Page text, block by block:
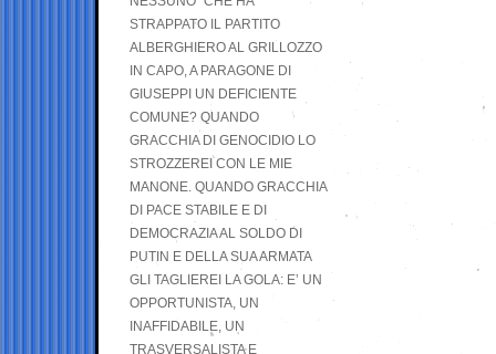
STRAPPATO IL PARTITO
ALBERGHIERO AL GRILLOZZO
IN CAPO, A PARAGONE DI
GIUSEPPI UN DEFICIENTE
COMUNE? QUANDO
GRACCHIA DI GENOCIDIO LO
STROZZEREI CON LE MIE
MANONE. QUANDO GRACCHIA
DI PACE STABILE E DI
DEMOCRAZIA AL SOLDO DI
PUTIN E DELLA SUA ARMATA
GLI TAGLIEREI LA GOLA: E’ UN
OPPORTUNISTA, UN
INAFFIDABILE, UN
TRASVERSALISTA E